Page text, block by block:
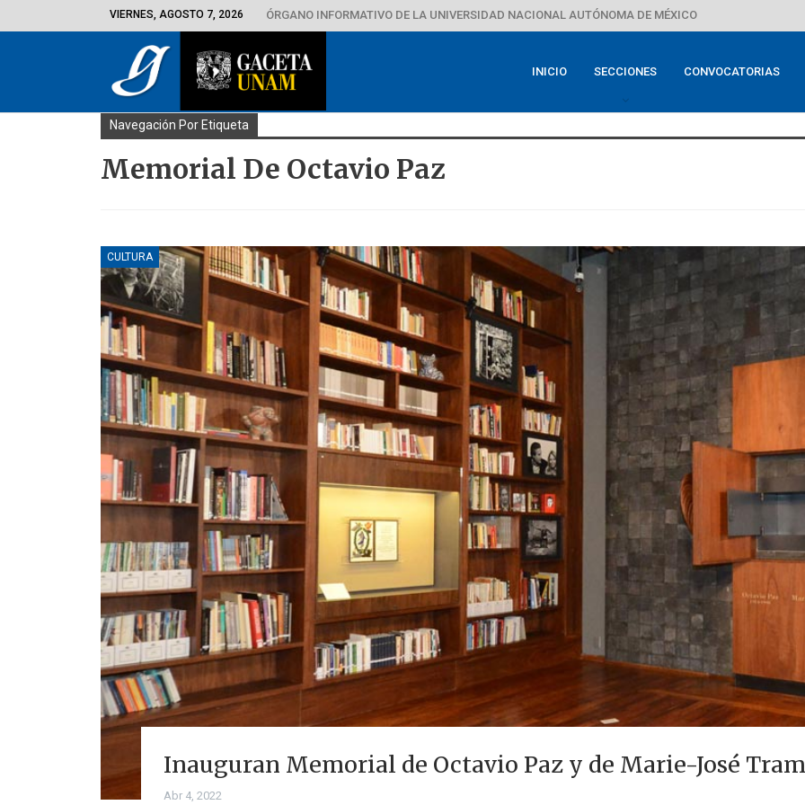
VIERNES, AGOSTO 7, 2026 ÓRGANO INFORMATIVO DE LA UNIVERSIDAD NACIONAL AUTÓNOMA DE MÉXICO
INICIO SECCIONES CONVOCATORIAS
Navegación Por Etiqueta
Memorial De Octavio Paz
CULTURA
Inauguran Memorial de Octavio Paz y de Marie-José
Abr 4, 2022